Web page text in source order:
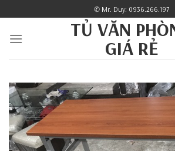
to
content
✆ Mr. Duy: 0936.266.197
TỦ VĂN
GIÁ RẺ